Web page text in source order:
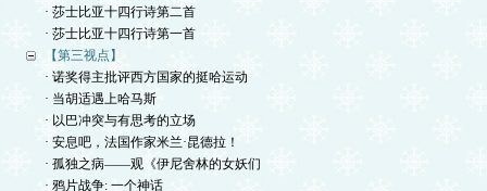
· 莎士比亚十四行诗第二首
· 莎士比亚十四行诗第一首
【第三视点】
· 诺奖得主批评西方国家的挺哈运动
· 当胡适遇上哈马斯
· 以巴冲突与有思考的立场
· 安息吧，法国作家米兰·昆德拉！
· 孤独之病——观《伊尼舍林的女妖们
· 鸦片战争: 一个神话